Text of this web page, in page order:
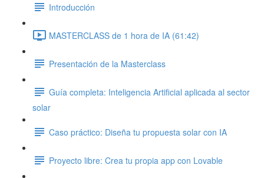
Introducción
MASTERCLASS de 1 hora de IA (61:42)
Presentación de la Masterclass
Guía completa: Inteligencia Artificial aplicada al sector
solar
Caso práctico: Diseña tu propuesta solar con IA
Proyecto libre: Crea tu propia app con Lovable